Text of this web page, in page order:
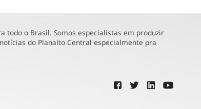
todo o Brasil. Somos especialistas em produzir
do Planalto Central especialmente pra